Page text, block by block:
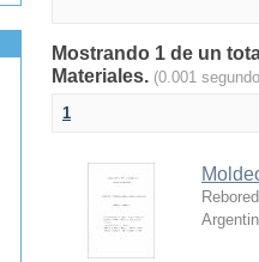
Mostrando 1 de un
Materiales. (0.001
1